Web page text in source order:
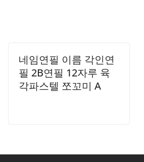
네임연필 이름 각인연
필 2B연필 12자루 육
각파스텔 쪼꼬미 A